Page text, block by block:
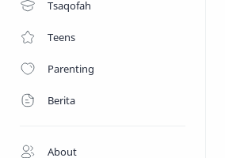
Tsaqofah
Teens
Parenting
Berita
About